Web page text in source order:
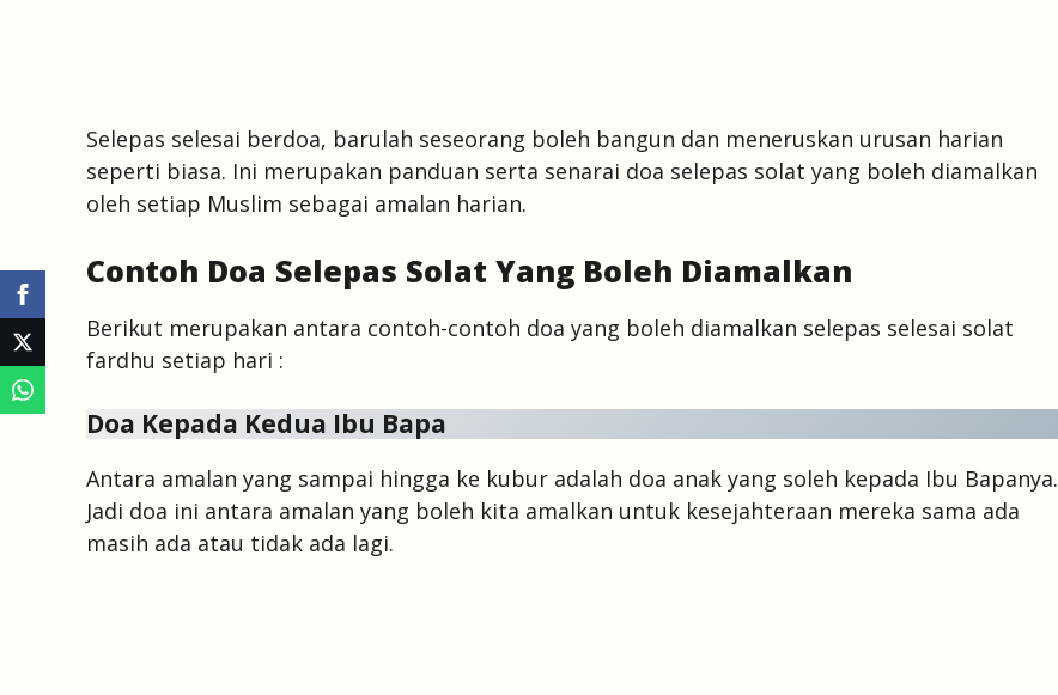
Selepas selesai berdoa, barulah seseorang boleh bangun dan meneruskan urusan harian
seperti biasa. Ini merupakan panduan serta senarai doa selepas solat yang boleh diamalkan
oleh setiap Muslim sebagai amalan harian.
Contoh Doa Selepas Solat Yang Boleh Diamalkan
Berikut merupakan antara contoh-contoh doa yang boleh diamalkan selepas selesai solat
fardhu setiap hari :
Doa Kepada Kedua Ibu Bapa
Antara amalan yang sampai hingga ke kubur adalah doa anak yang soleh kepada Ibu Bapanya.
Jadi doa ini antara amalan yang boleh kita amalkan untuk kesejahteraan mereka sama ada
masih ada atau tidak ada lagi.